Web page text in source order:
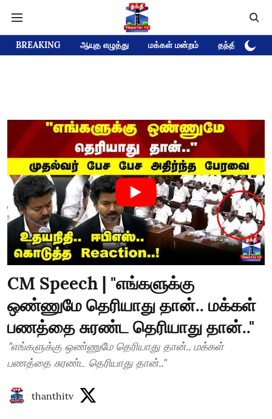
BREAKING ஆயுத எழுத்து மக்கள் மன்றம் தந்தி டிவி
CM Speech | "எங்களுக்கு
ஒண்ணுமே தெரியாது தான்.. மக்கள்
பணத்தை சுரண்ட தெரியாது தான்.."
"எங்களுக்கு ஒண்ணுமே தெரியாது தான்.. மக்கள்
பணத்தை சுரண்ட தெரியாது தான்.."
thanthitv